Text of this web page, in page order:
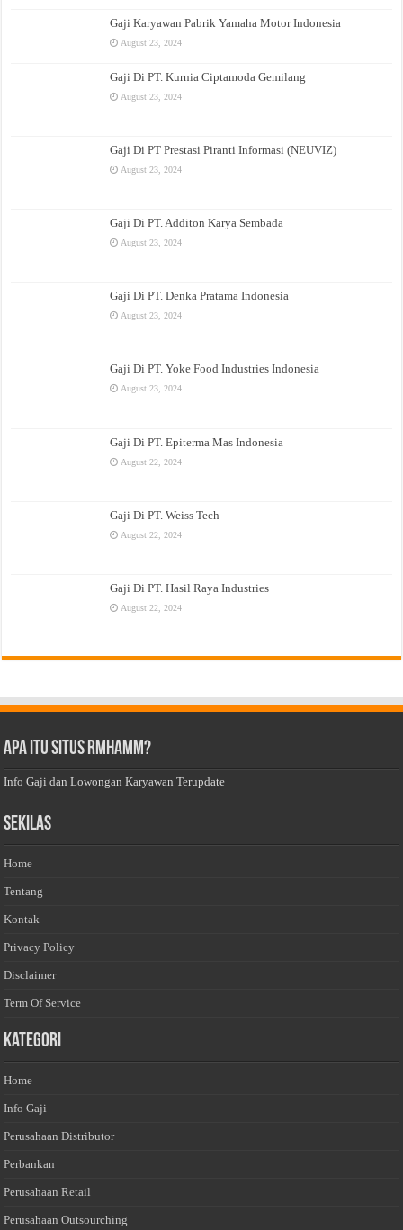
Gaji Karyawan Pabrik Yamaha Motor Indonesia
August 23, 2024
Gaji Di PT. Kurnia Ciptamoda Gemilang
August 23, 2024
Gaji Di PT Prestasi Piranti Informasi (NEUVIZ)
August 23, 2024
Gaji Di PT. Additon Karya Sembada
August 23, 2024
Gaji Di PT. Denka Pratama Indonesia
August 23, 2024
Gaji Di PT. Yoke Food Industries Indonesia
August 23, 2024
Gaji Di PT. Epiterma Mas Indonesia
August 22, 2024
Gaji Di PT. Weiss Tech
August 22, 2024
Gaji Di PT. Hasil Raya Industries
August 22, 2024
Apa Itu Situs Rmhamm?
Info Gaji dan Lowongan Karyawan Terupdate
Sekilas
Home
Tentang
Kontak
Privacy Policy
Disclaimer
Term Of Service
Kategori
Home
Info Gaji
Perusahaan Distributor
Perbankan
Perusahaan Retail
Perusahaan Outsourching